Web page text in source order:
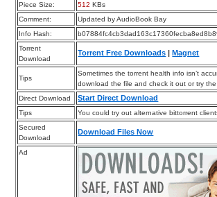
Piece Size:
512 KBs
Comment:
Updated by AudioBook Bay
Info Hash:
Torrent
Download
Torrent Free Downloads Magnet
Tips
Sometimes the torrent health info isn’t
download the file and check it out or try
Direct Download
Start Direct Download
Tips
You could try out alternative bittorrent
Secured
Download
Download Files Now
Ad